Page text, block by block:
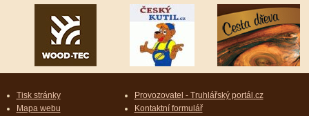
Tisk stránky
Mapa webu
Provozovatel - Truhlářský portál.cz
Kontaktní formulář